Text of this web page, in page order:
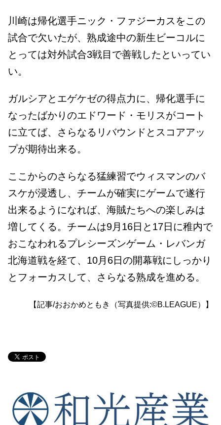
川崎は帰化選手ニック・ファジーカスをこの
試合で欠いたが、熟成途中の新生ビーコルに
とっては対外試合3戦目で善戦したといってい
い。
ガルシアとエゲケゼの得点力に、帰化選手に
なったばかりのエドワード・モリスがコート
に立てば、さらなるリバウンドとスコアアッ
プが期待出来る。
ここからのさらなる猛練習でウィスマンのバ
スケが浸透し、チームが確実にゲームで遂行
出来るようになれば、海賊たちへの楽しみは
増してくる。チームは9月16日と17日に稚内で
おこなわれるプレシーズンゲーム・レバンガ
北海道戦を経て、10月6日の開幕戦にしっかり
とフォーカスして、さらなる熟成を進める。
【記事/おおかめともき（写真提供:©B.LEAGUE）】